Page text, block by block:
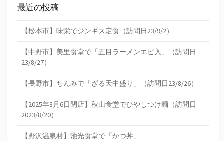
最近の投稿
【松本市】味栄でジンギス定食（訪問日23/9/2）
【中野市】美里食堂で「五目ラーメンエビ入」（訪問日
23/8/27）
【長野市】ちんみで「ざる天中盛り」（訪問日23/8/26）
【2025年3月6日閉店】秋山食堂でひやしつけ麺（訪問日
2023/8/20）
【野沢温泉村】池光食堂で「かつ丼」